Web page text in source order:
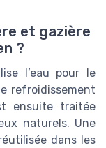
et gazière
?
l’eau pour le
refroidissement
ensuite traitée
naturels. Une
dans les